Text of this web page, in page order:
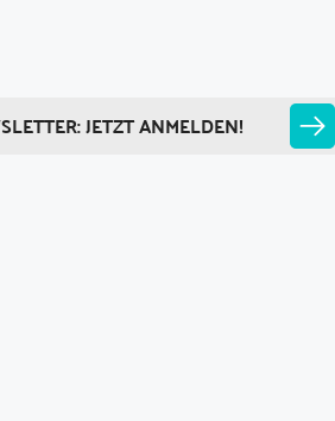
JETZT ANMELDEN!